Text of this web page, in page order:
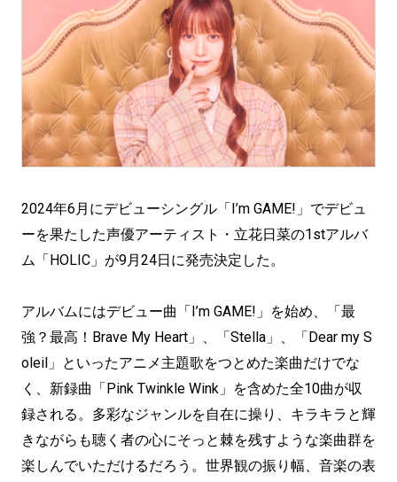
2024年6月にデビューシングル「I’m GAME!」でデビュ
ーを果たした声優アーティスト・立花日菜の1stアルバ
ム「HOLIC」が9月24日に発売決定した。
アルバムにはデビュー曲「I’m GAME!」を始め、「最
強？最高！Brave My Heart」、「Stella」、「Dear my S
oleil」といったアニメ主題歌をつとめた楽曲だけでな
く、新録曲「Pink Twinkle Wink」を含めた全10曲が収
録される。多彩なジャンルを自在に操り、キラキラと輝
きながらも聴く者の心にそっと棘を残すような楽曲群を
楽しんでいただけるだろう。世界観の振り幅、音楽の表